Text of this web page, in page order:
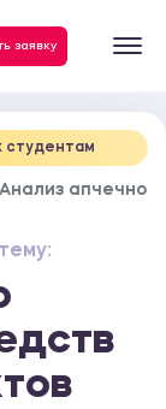
заявку
студентам
Анализ